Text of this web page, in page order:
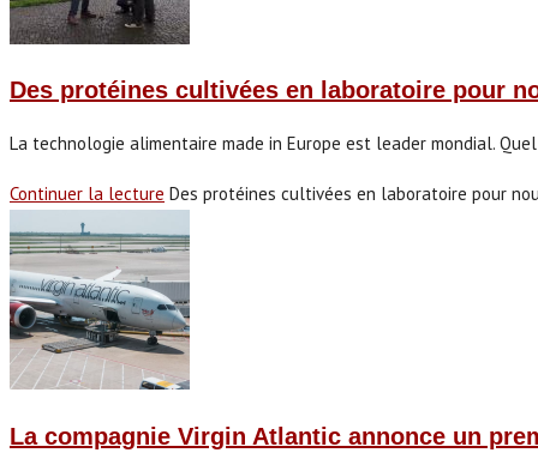
Des protéines cultivées en laboratoire pour
La technologie alimentaire made in Europe est leader mondial.
Continuer la lecture Des protéines cultivées en laboratoire pour
La compagnie Virgin Atlantic annonce un